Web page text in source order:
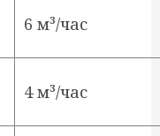
6 м³/час
4 м³/час